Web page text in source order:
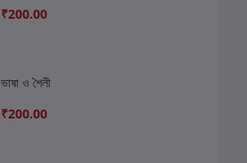
₹200.00
ভাষা ও শৈলী
₹200.00